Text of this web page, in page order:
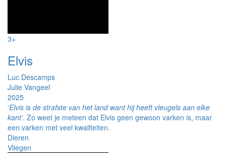
3+
Elvis
Luc Descamps
Julie Vangeel
2025
'Elvis is de strafste van het land want hij heeft vleugels aan elke
kant'. Zo weet je meteen dat Elvis geen gewoon varken is, maar
een varken met veel kwaliteiten.
Dieren
Vliegen